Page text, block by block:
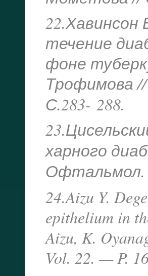
22.Хавинсон
течение
фоне
Трофимова
С.283- 288.
харного
Офтальмол.
24.Aizu Y.
epithelium in
Aizu, K.
Vol. 22. — P.